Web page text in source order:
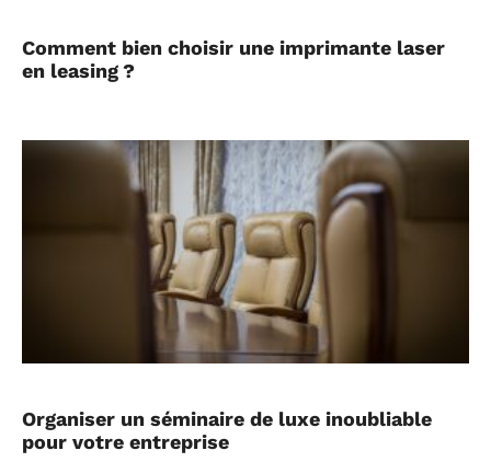
Comment bien choisir une imprimante laser
en leasing ?
Organiser un séminaire de luxe inoubliable
pour votre entreprise